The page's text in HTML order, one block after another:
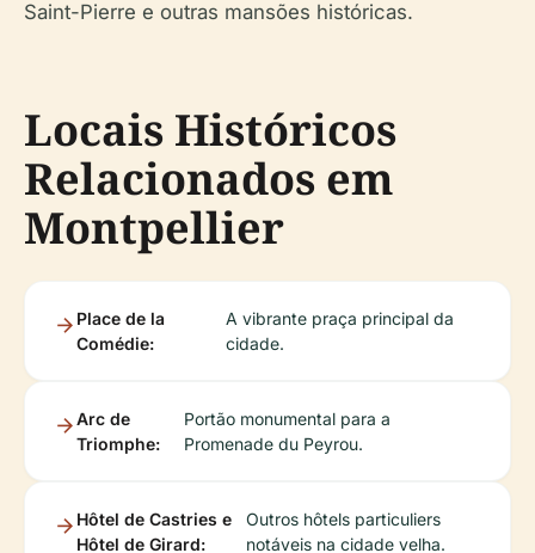
Saint-Pierre e outras mansões históricas.
Locais Históricos
Relacionados em
Montpellier
Place de la
Comédie:
A vibrante praça principal da
cidade.
Arc de
Triomphe:
Portão monumental para a
Promenade du Peyrou.
Hôtel de Castries e
Hôtel de Girard:
Outros hôtels particuliers
notáveis na cidade velha.